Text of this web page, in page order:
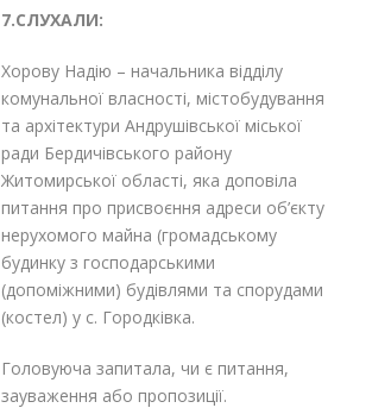
7.СЛУХАЛИ:
Хорову Надію – начальника відділу
комунальної власності, містобудування
та архітектури Андрушівської міської
ради Бердичівського району
Житомирської області, яка доповіла
питання про присвоєння адреси об’єкту
нерухомого майна (громадському
будинку з господарськими
(допоміжними) будівлями та спорудами
(костел) у с. Городківка.
Головуюча запитала, чи є питання,
зауваження або пропозиції.